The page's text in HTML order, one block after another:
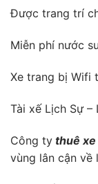
Được trang trí
Miễn phí nước
Xe trang bị Wifi
Tài xế Lịch Sự –
Công ty thuê xe
vùng lân cận về